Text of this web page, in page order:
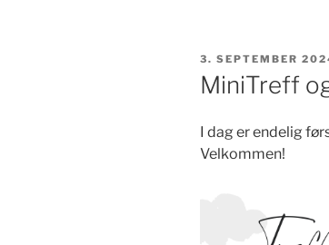
PUBLISERT
3. SEPTEMBER
MiniTreff
I dag er endelig
Velkommen!